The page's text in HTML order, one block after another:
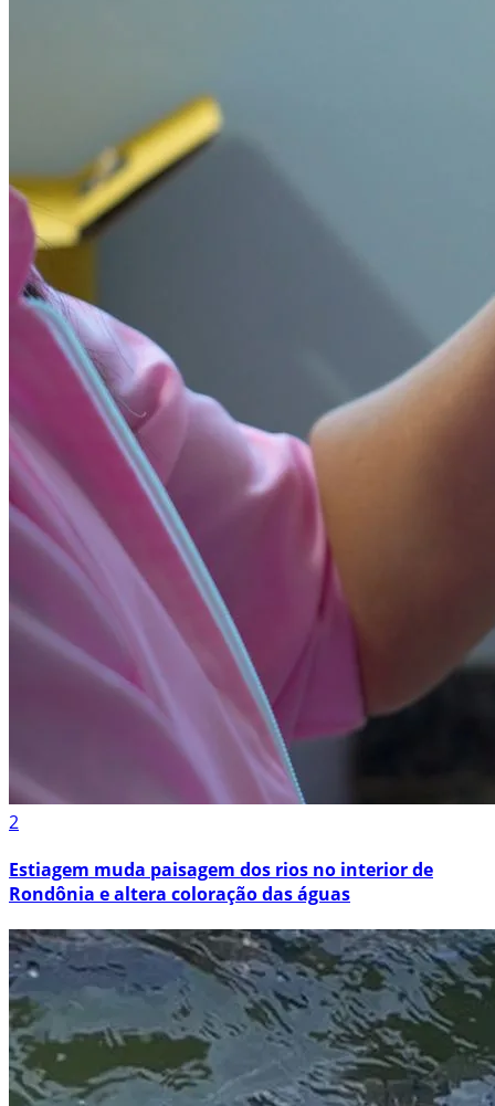
2
Estiagem muda paisagem dos rios no interior de
Rondônia e altera coloração das águas